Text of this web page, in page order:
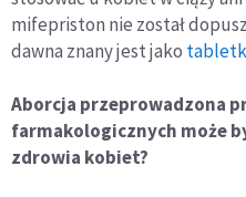
mifepriston nie został
dawna znany jest jako
Aborcja przeprowadzona
farmakologicznych może
zdrowia kobiet?